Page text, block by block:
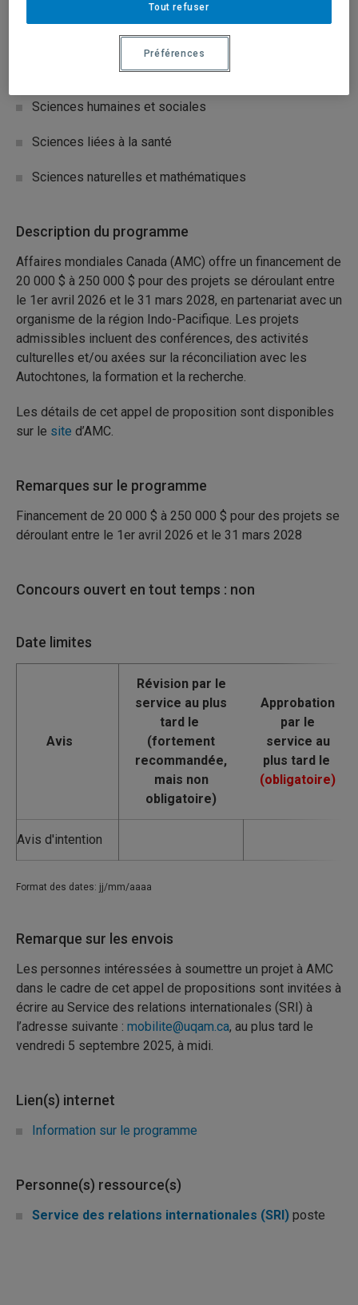
Sciences humaines et sociales
Sciences liées à la santé
Sciences naturelles et mathématiques
Description du programme
Affaires mondiales Canada (AMC) offre un financement de
20 000 $ à 250 000 $ pour des projets se déroulant entre
le 1er avril 2026 et le 31 mars 2028, en partenariat avec un
organisme de la région Indo-Pacifique. Les projets
admissibles incluent des conférences, des activités
culturelles et/ou axées sur la réconciliation avec les
Autochtones, la formation et la recherche.
Les détails de cet appel de proposition sont disponibles
sur le site d’AMC.
Remarques sur le programme
Financement de 20 000 $ à 250 000 $ pour des projets se
déroulant entre le 1er avril 2026 et le 31 mars 2028
Concours ouvert en tout temps : non
Date limites
Avis
Avis d'intention
Format des dates: jj/mm/aaaa
Remarque sur les envois
Les personnes intéressées à soumettre un projet à AMC
dans le cadre de cet appel de propositions sont invitées à
écrire au Service des relations internationales (SRI) à
l’adresse suivante : mobilite@uqam.ca, au plus tard le
vendredi 5 septembre 2025, à midi.
Lien(s) internet
Information sur le programme
Personne(s) ressource(s)
Service des relations internationales (SRI) poste
Tout refuser
Préférences